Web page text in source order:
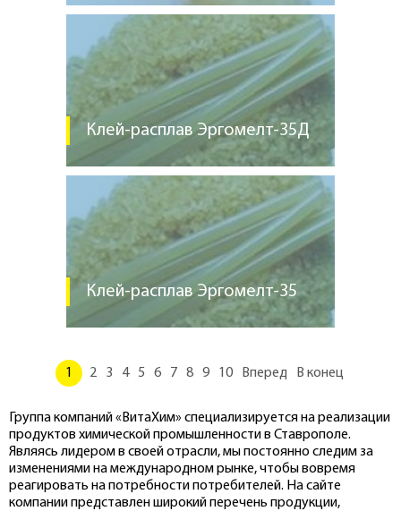
Клей-расплав Эргомелт-35Д
Клей-расплав Эргомелт-35
1 2 3 4 5 6 7 8 9 10 Вперед В конец
Группа компаний «ВитаХим» специализируется на реализации
продуктов химической промышленностив Ставрополе.
Являясь лидером в своей отрасли, мы постоянно следим за
изменениями на международном рынке, чтобы вовремя
реагировать на потребности потребителей. На сайте
компании представлен широкий перечень продукции,